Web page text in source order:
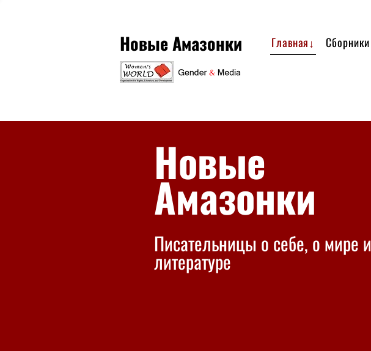
Новые Амазонки Главная↓ Сборники
Новые
Амазонки
Писательницы о себе, о мире и
литературе